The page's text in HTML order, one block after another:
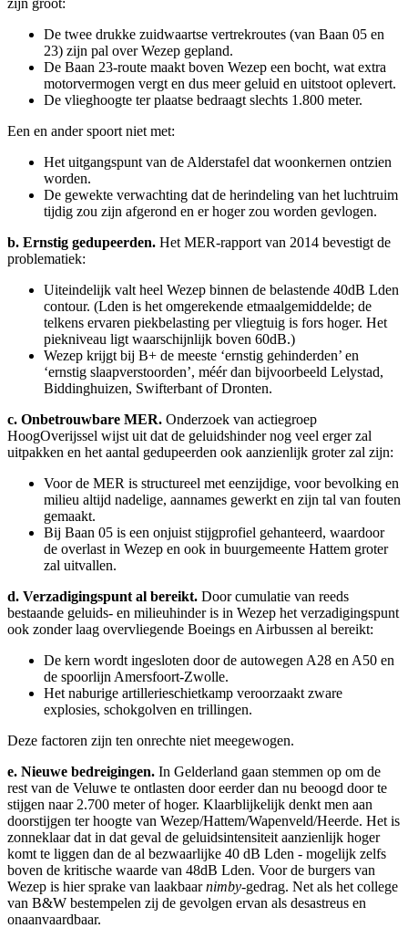
De twee drukke zuidwaartse vertrekroutes (van Baan 05 en
23) zijn pal over Wezep gepland.
De Baan 23-route maakt boven Wezep een bocht, wat extra
motorvermogen vergt en dus meer geluid en uitstoot oplevert.
De vlieghoogte ter plaatse bedraagt slechts 1.800 meter.
Een en ander spoort niet met:
Het uitgangspunt van de Alderstafel dat woonkernen ontzien
worden.
De gewekte verwachting dat de herindeling van het luchtruim
tijdig zou zijn afgerond en er hoger zou worden gevlogen.
b. Ernstig gedupeerden. Het MER-rapport van 2014 bevestigt de
problematiek:
Uiteindelijk valt heel Wezep binnen de belastende 40dB Lden
contour. (Lden is het omgerekende etmaalgemiddelde; de
telkens ervaren piekbelasting per vliegtuig is fors hoger. Het
piekniveau ligt waarschijnlijk boven 60dB.)
Wezep krijgt bij B+ de meeste ‘ernstig gehinderden’ en
‘ernstig slaapverstoorden’, méér dan bijvoorbeeld Lelystad,
Biddinghuizen, Swifterbant of Dronten.
c. Onbetrouwbare MER. Onderzoek van actiegroep
HoogOverijssel wijst uit dat de geluidshinder nog veel erger zal
uitpakken en het aantal gedupeerden ook aanzienlijk groter zal zijn:
Voor de MER is structureel met eenzijdige, voor bevolking en
milieu altijd nadelige, aannames gewerkt en zijn tal van fouten
gemaakt.
Bij Baan 05 is een onjuist stijgprofiel gehanteerd, waardoor
de overlast in Wezep en ook in buurgemeente Hattem groter
zal uitvallen.
d. Verzadigingspunt al bereikt. Door cumulatie van reeds
bestaande geluids- en milieuhinder is in Wezep het verzadigingspunt
ook zonder laag overvliegende Boeings en Airbussen al bereikt:
De kern wordt ingesloten door de autowegen A28 en A50 en
de spoorlijn Amersfoort-Zwolle.
Het naburige artillerieschietkamp veroorzaakt zware
explosies, schokgolven en trillingen.
Deze factoren zijn ten onrechte niet meegewogen.
e. Nieuwe bedreigingen. In Gelderland gaan stemmen op om de
rest van de Veluwe te ontlasten door eerder dan nu beoogd door te
stijgen naar 2.700 meter of hoger. Klaarblijkelijk denkt men aan
doorstijgen ter hoogte van Wezep/Hattem/Wapenveld/Heerde. Het is
zonneklaar dat in dat geval de geluidsintensiteit aanzienlijk hoger
komt te liggen dan de al bezwaarlijke 40 dB Lden - mogelijk zelfs
boven de kritische waarde van 48dB Lden. Voor de burgers van
Wezep is hier sprake van laakbaarnimby-gedrag. Net als het college
van B&W bestempelen zij de gevolgen ervan als desastreus en
onaanvaardbaar.